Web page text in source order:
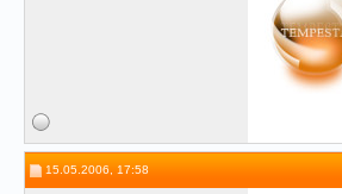
15.05.2006, 17:58